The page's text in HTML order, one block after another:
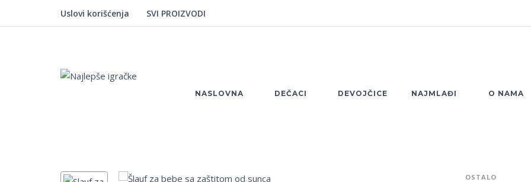
Uslovi korišćenja SVI PROIZVODI
NASLOVNA DEČACI DEVOJČICE NAJMLAĐI O NAMA
OSTALO